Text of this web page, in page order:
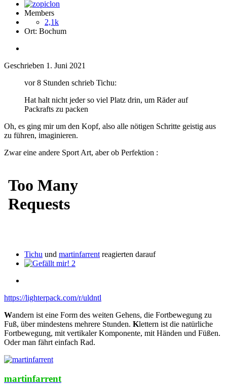
Members
2,1k
Ort: Bochum
Geschrieben 1. Juni 2021
vor 8 Stunden schrieb Tichu:
Hat halt nicht jeder so viel Platz drin, um Räder auf
Packrafts zu packen
Oh, es ging mir um den Kopf, also alle nötigen Schritte geistig aus
zu führen, imaginieren.
Zwar eine andere Sport Art, aber ob Perfektion :
Tichu und martinfarrent reagierten darauf
2
https://lighterpack.com/r/uldntl
Wandern ist eine Form des weiten Gehens, die Fortbewegung zu
Fuß, über mindestens mehrere Stunden. Klettern ist die natürliche
Fortbewegung, mit vertikaler Komponente, mit Händen und Füßen.
Oder man fährt einfach Rad.
martinfarrent